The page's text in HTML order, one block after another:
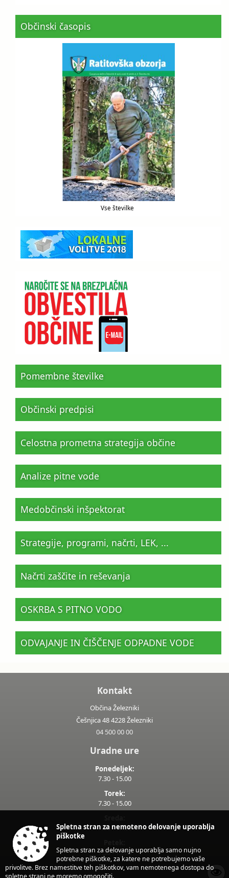
Občinski časopis
Vse številke
Pomembne številke
Občinski predpisi
Celostna prometna strategija občine
Analize pitne vode
Medobčinski inšpektorat
Strategije, programi, načrti, LEK, ...
Načrti zaščite in reševanja
OSKRBA S PITNO VODO
ODVAJANJE IN ČIŠČENJE ODPADNE VODE
Kontakt
Občina Železniki
Češnjica 48 4228 Železniki
04 500 00 00
Uradne ure
Ponedeljek:
7.30 - 15.00
Torek:
7.30 - 15.00
7.30 - 17.00
7.30 - 13.00
Spletna stran za nemoteno delovanje uporablja
piškotke
Spletna stran za delovanje uporablja samo nujno
potrebne piškotke, za katere ne potrebujemo vaše
privolitve. Brez namestitve teh piškotkov, vam nemotenega dostopa do
spletne strani ne moremo omogočiti.